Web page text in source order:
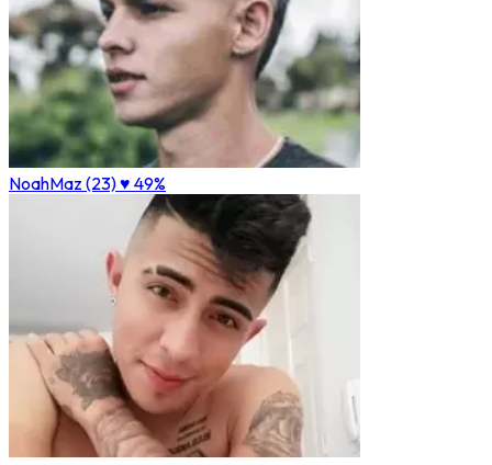
NoahMaz (23)♥ 49%